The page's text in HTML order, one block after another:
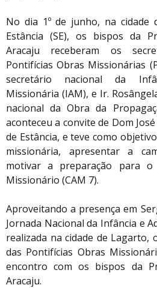
No dia 1º de junho, na cidade
Estância (SE), os bispos da
Aracaju receberam os
Pontifícias Obras Missionárias
secretário nacional da
Missionária (IAM), e Ir.
nacional da Obra da
aconteceu a convite de Dom
de Estância, e teve como
missionária, apresentar a
motivar a preparação para o
Missionário (CAM 7).
Aproveitando a presença em
Jornada Nacional da Infância e
realizada na cidade de Lagarto,
das Pontifícias Obras
encontro com os bispos da
Aracaju.